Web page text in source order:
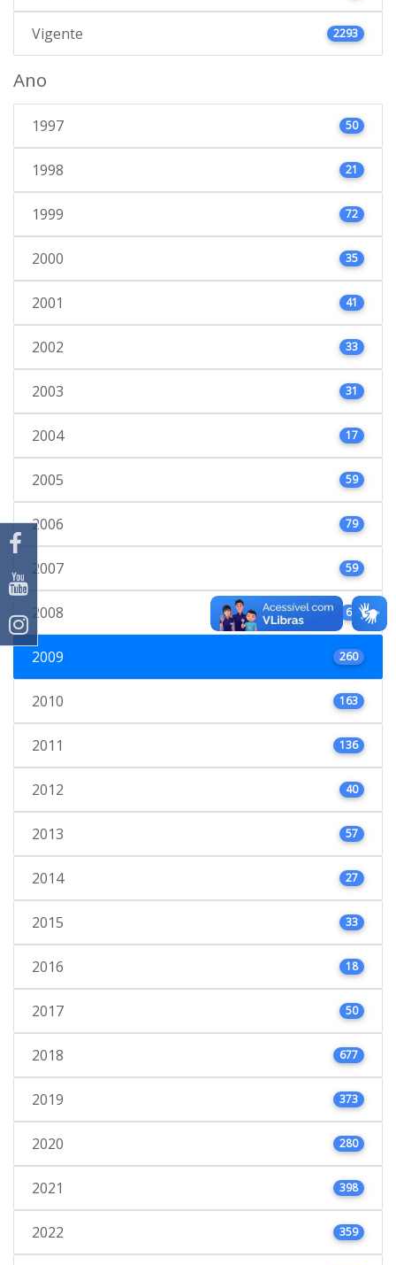
Vigente 2293
Ano
1997 50
1998 21
1999 72
2000 35
2001 41
2002 33
2003 31
2004 17
2005 59
2006 79
2007 59
2008 66
2009 260
2010 163
2011 136
2012 40
2013 57
2014 27
2015 33
2016 18
2017 50
2018 677
2019 373
2020 280
2021 398
2022 359